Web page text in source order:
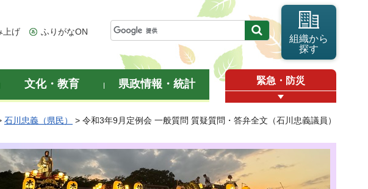
上げ ふりがなON
組織から
探す
文化・教育 県政情報・統計 緊急・防災
石川忠義（県民） > 令和3年9月定例会 一般質問 質疑質問・答弁全文（石川忠義議員）